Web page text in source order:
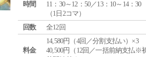
時間
11：30～12：50／13：10～14：30
（1日2コマ）
回数
全12回
料金
14,580円（4回／分割支払い）×3
40,500円（12回／一括前納支払※